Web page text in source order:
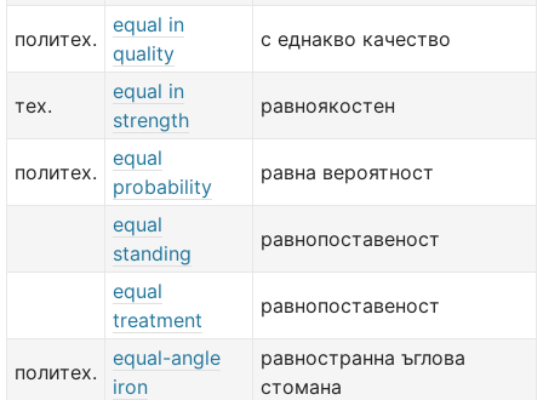
политех.
equal in
quality
с еднакво качество
тех.
equal in
strength
равноякостен
политех.
equal
probability
равна вероятност
equal
standing
равнопоставеност
equal
treatment
равнопоставеност
политех.
equal-angle
iron
равностранна ъглова
стомана